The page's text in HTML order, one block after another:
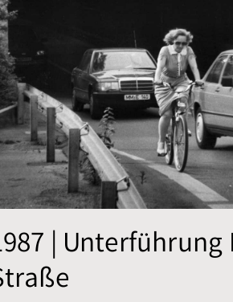
|